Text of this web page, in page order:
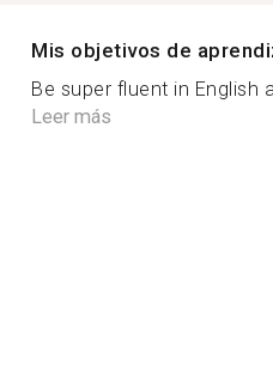
Mis objetivos de
Be super fluent in English
Leer más